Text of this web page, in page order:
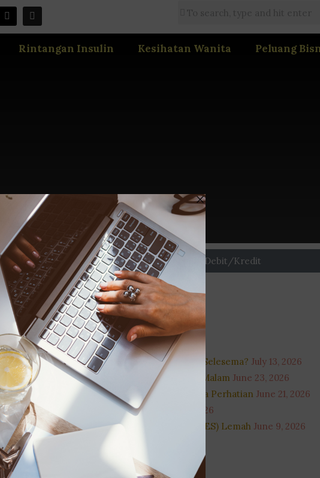
Rintangan Insulin Kesihatan Wanita Peluang
Beli Vitamin Shaklee Guna Kad Debit/Kredit
Perkongsian Terbaru:
Selalu Ada Lendir Di Tekak Walaupun Tak Selesema? July 13, 2026
Shaklee Incentive Trip Kunming 4 hari 3 Malam June 23, 2026
Anxiety Menyerang? Mungkin Perut Minta Perhatian June 21, 2026
Kisah Inspirasi Dari Anak Felda
June 16, 2026
Reflux Asid Perut? Mungkin Injap Perut (LES) Lemah June 9, 2026